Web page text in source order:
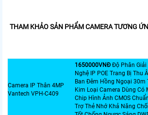
THAM KHẢO SẢN PHẨM CAMERA TƯƠNG
Camera IP Thân 4MP
Vantech VPH-C409
1650000VNÐ Độ Phân Giải
Nghệ IP POE Trang Bị Thu
Ban Đêm Hồng Ngoại 30m
Kim Loại Camera Dùng Có
Chip Hình Ảnh CMOS
Trợ Thẻ Nhớ Khả Năng